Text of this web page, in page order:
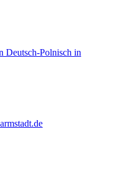
Deutsch-Polnisch in